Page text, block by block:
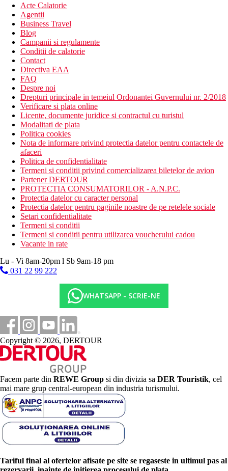
Acte Calatorie
Agentii
Business Travel
Blog
Campanii si regulamente
Conditii de calatorie
Contact
Directiva EAA
FAQ
Despre noi
Drepturi principale in temeiul Ordonantei Guvernului nr. 2/2018
Verificare si plata online
Licente, documente juridice si contractul cu turistul
Modalitati de plata
Politica cookies
Nota de informare privind protectia datelor pentru contactele de
afaceri
Politica de confidentialitate
Termeni si conditii privind comercializarea biletelor de avion
Partener DERTOUR
PROTECTIA CONSUMATORILOR - A.N.P.C.
Protectia datelor cu caracter personal
Protectia datelor pentru paginile noastre de pe retelele sociale
Setari confidentialitate
Termeni si conditii
Termeni si conditii pentru utilizarea voucherului cadou
Vacante in rate
Lu - Vi 8am-20pm l Sb 9am-18 pm
031 22 99 222
WHATSAPP - SCRIE-NE
Copyright © 2026, DERTOUR
Facem parte din REWE Group si din divizia sa DER Touristik, cel
mai mare grup central-european din industria turismului.
Tariful final al ofertelor afisate pe site se regaseste in ultimul pas al